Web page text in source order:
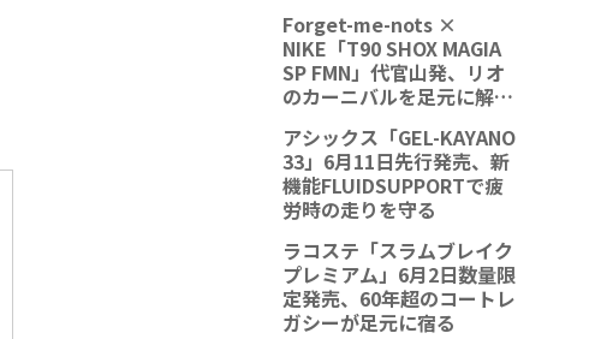
Forget-me-nots ×
NIKE「T90 SHOX MAGIA
SP FMN」代官山発、リオ
のカーニバルを足元に解放
アシックス「GEL-KAYANO
33」6月11日先行発売、新
機能FLUIDSUPPORTで疲
労時の走りを守る
ラコステ「スラムブレイク
プレミアム」6月2日数量限
定発売、60年超のコートレ
ガシーが足元に宿る